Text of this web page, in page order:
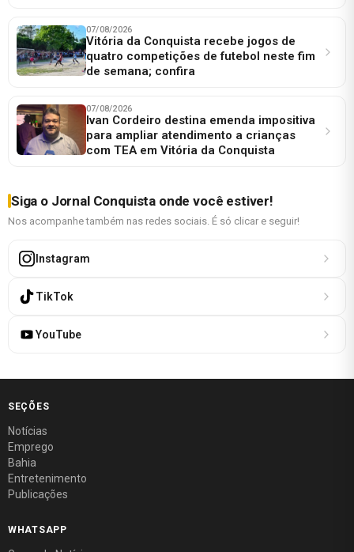
07/08/2026
Vitória da Conquista recebe jogos de
quatro competições de futebol neste fim
de semana; confira
07/08/2026
Ivan Cordeiro destina emenda impositiva
para ampliar atendimento a crianças
com TEA em Vitória da Conquista
Siga o Jornal Conquista onde você estiver!
Nos acompanhe também nas redes sociais. É só clicar e seguir!
Instagram
TikTok
YouTube
SEÇÕES
Notícias
Emprego
Bahia
Entretenimento
Publicações
WHATSAPP